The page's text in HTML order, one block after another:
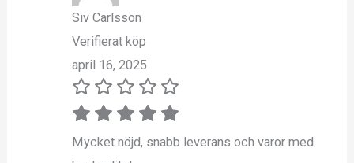
Siv Carlsson
Verifierat köp
april 16, 2025
Mycket nöjd, snabb leverans och varor med